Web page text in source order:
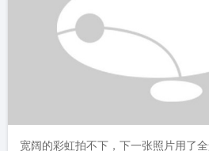
宽阔的彩虹拍不下，下一张照片用了全